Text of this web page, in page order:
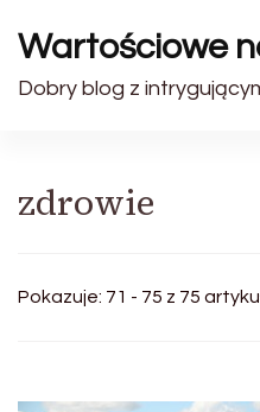
Wartościowe
Dobry blog z
zdrowie
Pokazuje: 71 - 75 z 75